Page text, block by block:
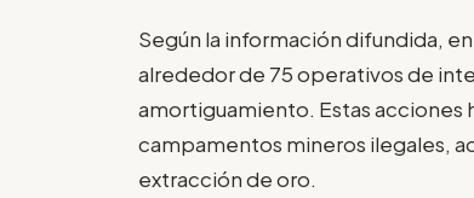
Según la información difundida,
alrededor de 75 operativos de
amortiguamiento. Estas acciones
campamentos mineros ilegales,
extracción de oro.